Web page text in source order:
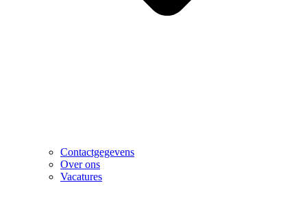
Contactgegevens
Over ons
Vacatures